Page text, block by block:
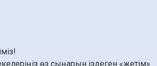
өз сыңарын іздеген «жетім»